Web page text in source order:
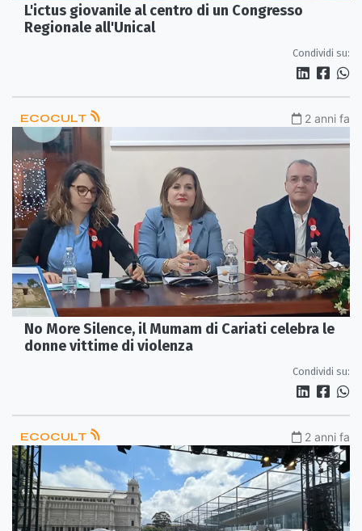
L'ictus giovanile al centro di un Congresso
Regionale all'Unical
Condividi su:
ECOCULT 2 anni fa
No More Silence, il Mumam di Cariati celebra le
donne vittime di violenza
Condividi su:
ECOCULT 2 anni fa